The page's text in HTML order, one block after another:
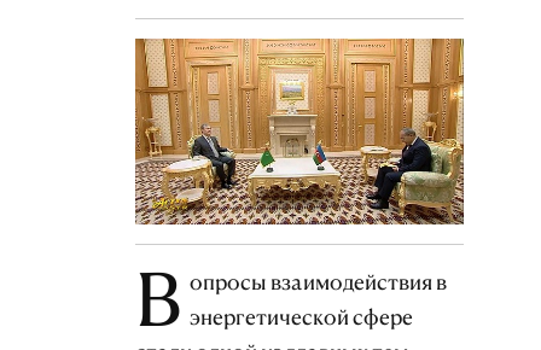
В опросы взаимодействия в
энергетической сфере